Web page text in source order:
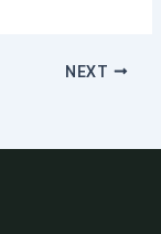
NEXT